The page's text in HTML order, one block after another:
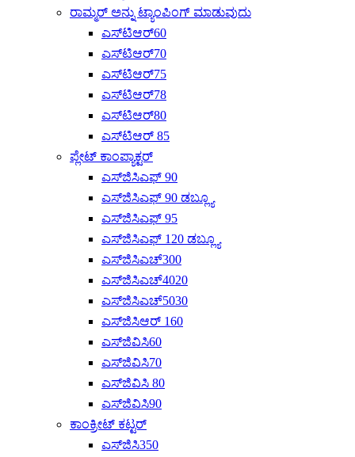
ರಾಮ್ಮರ್ ಅನ್ನು ಟ್ಯಾಂಪಿಂಗ್ ಮಾಡುವುದು
ಎಸ್‌ಟಿಆರ್60
ಎಸ್‌ಟಿಆರ್70
ಎಸ್‌ಟಿಆರ್75
ಎಸ್‌ಟಿಆರ್78
ಎಸ್‌ಟಿಆರ್80
ಎಸ್‌ಟಿಆರ್ 85
ಪ್ಲೇಟ್ ಕಾಂಪ್ಯಾಕ್ಟರ್
ಎಸ್‌ಜಿಸಿಎಫ್ 90
ಎಸ್‌ಜಿಸಿಎಫ್ 90 ಡಬ್ಲ್ಯೂ
ಎಸ್‌ಜಿಸಿಎಫ್ 95
ಎಸ್‌ಜಿಸಿಎಫ್ 120 ಡಬ್ಲ್ಯೂ
ಎಸ್‌ಜಿಸಿಎಚ್300
ಎಸ್‌ಜಿಸಿಎಚ್4020
ಎಸ್‌ಜಿಸಿಎಚ್‌5030
ಎಸ್‌ಜಿಸಿಆರ್ 160
ಎಸ್‌ಜಿವಿಸಿ60
ಎಸ್‌ಜಿವಿಸಿ70
ಎಸ್‌ಜಿವಿಸಿ 80
ಎಸ್‌ಜಿವಿಸಿ90
ಕಾಂಕ್ರೀಟ್ ಕಟ್ಟರ್
ಎಸ್‌ಜಿಸಿ350